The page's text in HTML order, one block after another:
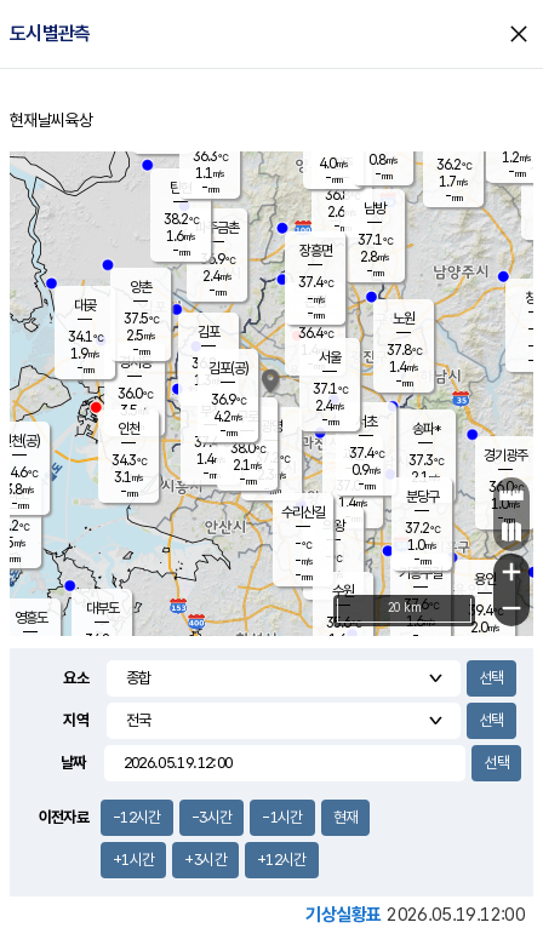
도시별관측 close
홈
현재날씨 육상
의도
℃
m/s
mm
영흥도
양주
36.8℃
2.6
-mm
과천
37.0℃
1.4m/s
- mm
용인
39.4℃
2.0m/s
경기광주
36.0℃
1.0m/s
-mm
3.0m/s
대부도
34.8
경서동
36.0℃
3.5 m/s
-mm
파주금촌
36.9℃
2.4m/s
-mm
36.2℃
1.7m/s
-mm
대곶
34.1℃
1.9m/s
-mm
창
-
-m/
-
탄현
38.2℃
1.6m/s
-mm
1.2m/s
-mm
의왕
- ℃
m/s
mm
김포
36.8℃
1.3 m/s
mm
광명
37.2 ℃
2.3 m/s
-mm
부천
37.4℃
1.4m/s
-mm
양촌
37.5℃
2.5m/s
-mm
구로
38.0℃
2.1 m/s
-mm
은평
36.4℃
1.4 m/s
- mm
노원
37.8℃
1.4m/s
-mm
송파*
37.3℃
2.1 m/s
-mm
서초
37.4℃
0.9m/s
-mm
남방
37.1℃
2.8m/s
-mm
기흥구갈
37.6℃
1.6m/s
-
수리산길
-℃
-m/s
-mm
분당구
37.2℃
1.0m/s
-mm
장흥면
37.4℃
-m/s
-mm
4.0m/s
-mm
인천(공)
34.6℃
3.8m/s
-mm
김포(공)
36.9℃
4.2m/s
-mm
수원
35.6℃
1.6 m/s
인천
34.3℃
3.1 m/s
-mm
서울
37.1℃
2.4m/s
-mm
36.3℃
1.1 m/s
-mm
0.8m/s
-mm
+
−
20 km
요소
지역
날짜
이전자료 -12시간 -3시간 -1시간 현재
+1시간 +3시간 +12시간
기상실황표 2026.05.19.12:00